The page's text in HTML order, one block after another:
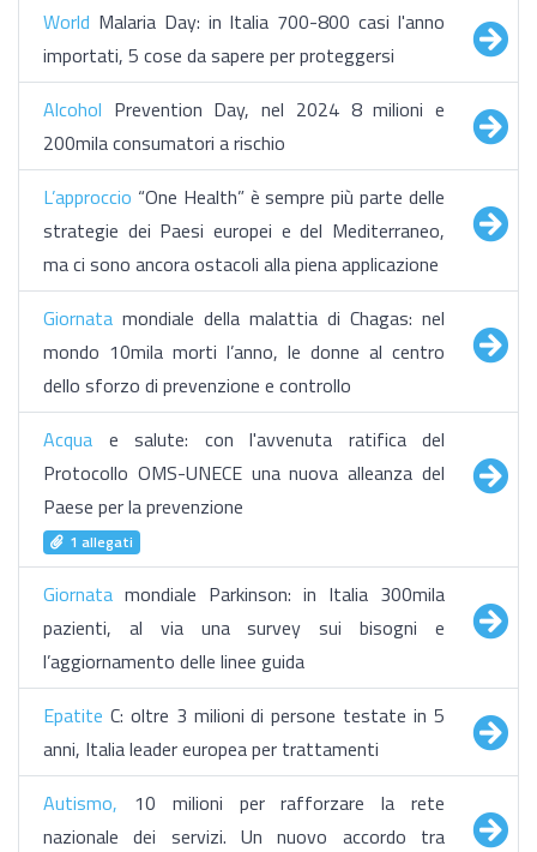
World Malaria Day: in Italia 700-800 casi l'anno
importati, 5 cose da sapere per proteggersi
Alcohol Prevention Day, nel 2024 8 milioni e
200mila consumatori a rischio
L’approccio “One Health” è sempre più parte delle
strategie dei Paesi europei e del Mediterraneo,
ma ci sono ancora ostacoli alla piena applicazione
Giornata mondiale della malattia di Chagas: nel
mondo 10mila morti l’anno, le donne al centro
dello sforzo di prevenzione e controllo
Acqua e salute: con l'avvenuta ratifica del
Protocollo OMS-UNECE una nuova alleanza del
Paese per la prevenzione
1 allegati
Giornata mondiale Parkinson: in Italia 300mila
pazienti, al via una survey sui bisogni e
l’aggiornamento delle linee guida
Epatite C: oltre 3 milioni di persone testate in 5
anni, Italia leader europea per trattamenti
Autismo, 10 milioni per rafforzare la rete
nazionale dei servizi. Un nuovo accordo tra